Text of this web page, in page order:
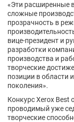
«Эти расширенные
сложные
прозрачность в
вице-президент и
разработки
производства и
творческие
позиции в области
поколения».
Конкурс Xerox Best
проводимый уже
творческие